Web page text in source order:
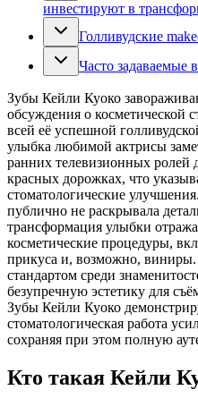
инвестируют в
Голливудские
Часто задаваемые
Зубы Кейли Куоко
обсуждения о косметической
всей её успешной
улыбка любимой актрисы
ранних телевизионных ролей
красных дорожках, что
стоматологические
публично не раскрывала
трансформация улыбки
косметические процедуры,
прикуса и, возможно,
стандартом среди
безупречную эстетику для
Зубы Кейли Куоко
стоматологическая работа
сохраняя при этом полную
Кто такая Кейли